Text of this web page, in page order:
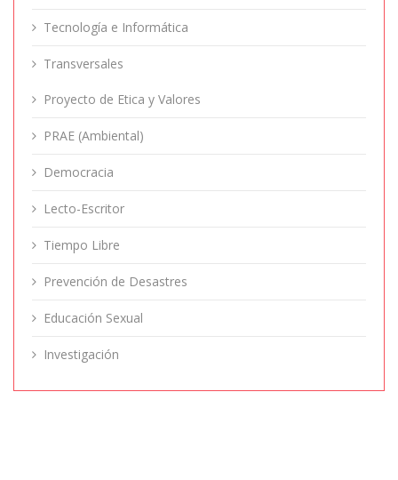
Tecnología e Informática
Transversales
Proyecto de Etica y Valores
PRAE (Ambiental)
Democracia
Lecto-Escritor
Tiempo Libre
Prevención de Desastres
Educación Sexual
Investigación